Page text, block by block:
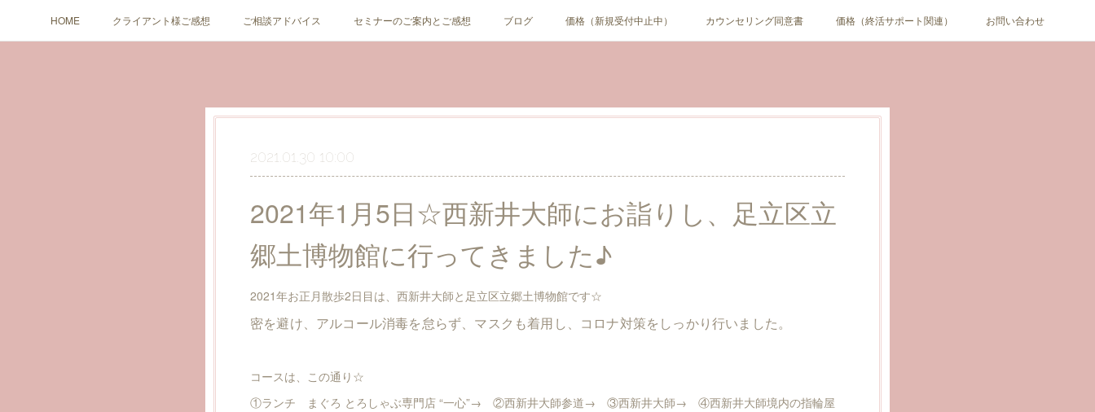
HOME クライアント様ご感想 ご相談アドバイス セミナーのご案内とご感想 ブログ 価格（新規受付中止中） カウンセリング同意書 価格（終活サポート関連） お問い合わせ
2021.01.30 10:00
2021年1月5日☆西新井大師にお詣りし、足立区立
郷土博物館に行ってきました♪
2021年お正月散歩2日目は、西新井大師と足立区立郷土博物館です☆
密を避け、アルコール消毒を怠らず、マスクも着用し、コロナ対策をしっかり行いました。
コースは、この通り☆
①ランチ まぐろ とろしゃぶ専門店 “一心”→ ②西新井大師参道→ ③西新井大師→ ④西新井大師境内の指輪屋